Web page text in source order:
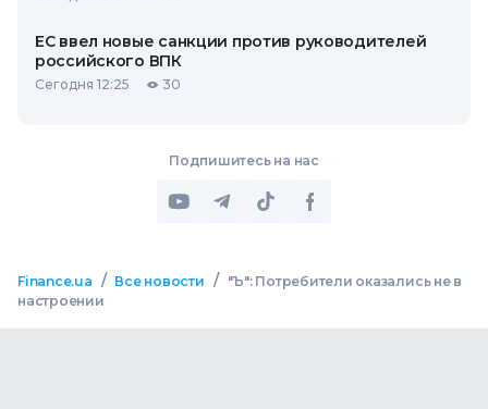
ЕС ввел новые санкции против руководителей
российского ВПК
Сегодня 12:25 30
Подпишитесь на нас
Finance.ua / Все новости /
"Ъ": Потребители оказались не в
настроении